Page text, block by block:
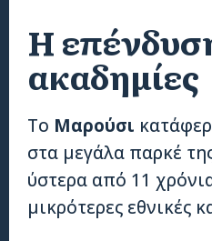
Η
ακαδημίες
Το Μαρούσι
στα μεγάλα παρκέ
ύστερα από 11
μικρότερες εθνικές